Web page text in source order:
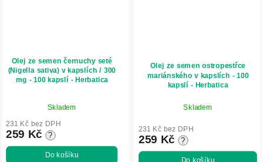
Olej ze semen černuchy seté
(Nigella sativa) v kapslích / 300
mg - 100 kapslí - Herbatica
hodnocení
produktu
je
5,0
Skladem
231 Kč bez DPH
259 Kč ?
Do košíku
Olej ze semen ostropestřce
mariánského v kapslích - 100
kapslí - Herbatica
Skladem
231 Kč bez DPH
259 Kč ?
Do košíku